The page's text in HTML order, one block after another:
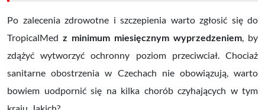
Po zalecenia zdrowotne i szczepienia warto zgłosić się do
TropicalMed z minimum miesięcznym wyprzedzeniem , by
zdążyć wytworzyć ochronny poziom przeciwciał. Chociaż
sanitarne obostrzenia w Czechach nie obowiązują, warto
bowiem uodpornić się na kilka chorób czyhających w tym